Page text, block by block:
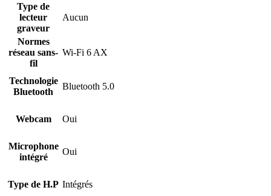
Type de
lecteur
graveur
Aucun
Normes
réseau sans-
fil
Wi-Fi 6 AX
Technologie
Bluetooth
Bluetooth 5.0
Webcam Oui
Microphone
intégré
Oui
Type de H.P Intégrés